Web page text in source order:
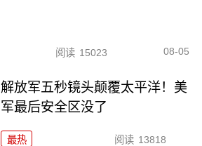
阅读 15023 08-05
解放军五秒镜头颠覆太平洋！美
军最后安全区没了
最热 阅读 13818